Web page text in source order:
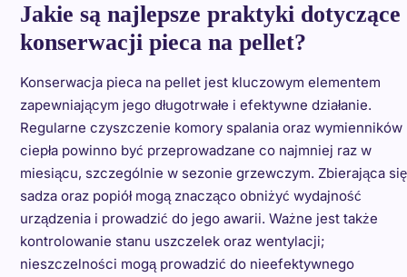
Jakie są najlepsze praktyki dotyczące
konserwacji pieca na pellet?
Konserwacja pieca na pellet jest kluczowym elementem
zapewniającym jego długotrwałe i efektywne działanie.
Regularne czyszczenie komory spalania oraz wymienników
ciepła powinno być przeprowadzane co najmniej raz w
miesiącu, szczególnie w sezonie grzewczym. Zbierająca się
sadza oraz popiół mogą znacząco obniżyć wydajność
urządzenia i prowadzić do jego awarii. Ważne jest także
kontrolowanie stanu uszczelek oraz wentylacji;
nieszczelności mogą prowadzić do nieefektywnego